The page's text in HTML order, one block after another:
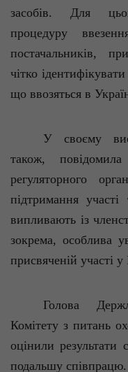
засобів. Для
процедуру
постачальників,
чітко
що ввозяться в
У своєму
також,
регуляторного
підтримання
випливають із
зокрема, особлива
присвяченій участі у
Голова
Комітету з питань
оцінили результати
подальшу співпрацю.